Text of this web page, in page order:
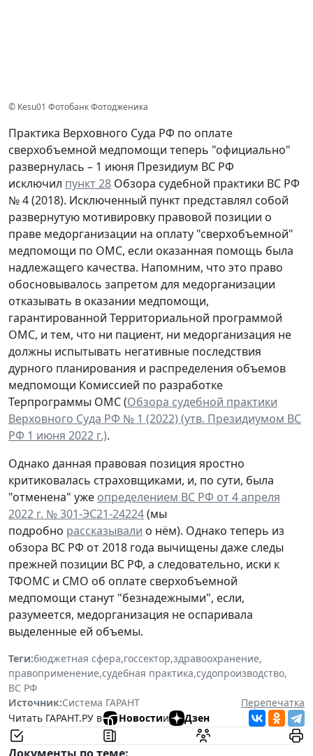
© Kesu01 Фотобанк Фотодженика
Практика Верховного Суда РФ по оплате
сверхобъемной медпомощи теперь "официально"
развернулась – 1 июня Президиум ВС РФ
исключил пункт 28 Обзора судебной практики ВС РФ
№ 4 (2018). Исключенный пункт представлял собой
развернутую мотивировку правовой позиции о
праве медорганизации на оплату "сверхобъемной"
медпомощи по ОМС, если оказанная помощь была
надлежащего качества. Напомним, что это право
обосновывалось запретом для медорганизации
отказывать в оказании медпомощи,
гарантированной Территориальной программой
ОМС, и тем, что ни пациент, ни медорганизация не
должны испытывать негативные последствия
дурного планирования и распределения объемов
медпомощи Комиссией по разработке
Терпрограммы ОМС (Обзора судебной практики
Верховного Суда РФ № 1 (2022) (утв. Президиумом ВС
РФ 1 июня 2022 г.).
Однако данная правовая позиция яростно
критиковалась страховщиками, и, по сути, была
"отменена" уже определением ВС РФ от 4 апреля
2022 г. № 301-ЭС21-24224(мы
подробно рассказывали о нём). Однако теперь из
обзора ВС РФ от 2018 года вычищены даже следы
прежней позиции ВС РФ, а следовательно, иски к
ТФОМС и СМО об оплате сверхобъемной
медпомощи станут "безнадежными", если,
разумеется, медорганизация не оспаривала
выделенные ей объемы.
Теги:бюджетная сфера,госсектор,здравоохранение,
правоприменение,судебная практика,судопроизводство,
ВС РФ
Источник:Система ГАРАНТ
Перепечатка
Читать ГАРАНТ.РУ в
Новостии Дзен
Документы по теме: